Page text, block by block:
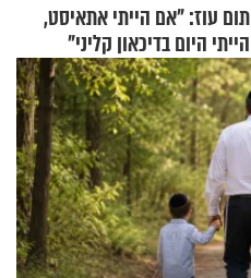
תום עוז: "אם הייתי אתאיסט,
הייתי היום בדיכאון קליני"